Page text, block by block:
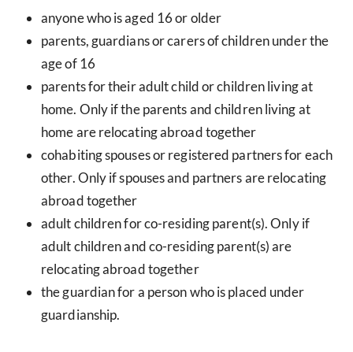
anyone who is aged 16 or older
parents, guardians or carers of children under the
age of 16
parents for their adult child or children living at
home. Only if the parents and children living at
home are relocating abroad together
cohabiting spouses or registered partners for each
other. Only if spouses and partners are relocating
abroad together
adult children for co-residing parent(s). Only if
adult children and co-residing parent(s) are
relocating abroad together
the guardian for a person who is placed under
guardianship.